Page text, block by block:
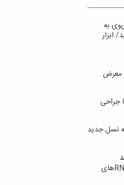
به
ابزار
معرض
جراحی
نسل جدید
نامیرا؛ جامع‌ترین بانک اطلاعاتی میکروRNAهای